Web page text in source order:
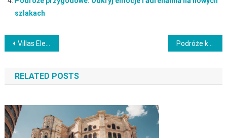
szlakach
Nawigacja
wpisu
Villas Elenite Opinie: Recenzje i Oceny Ośrodka Wypoczynkowego Podróże kulinarne: Odkryj smaki świata i tradycyjne dania
RELATED POSTS